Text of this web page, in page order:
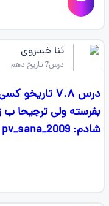
ثنا خسروی
درس7 تاریخ دهم
درس ۷.۸
بفرسته ولی ترجیحا
شادم: pv_sana_2009